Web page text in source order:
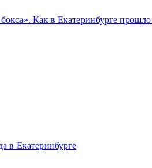
Как в Екатеринбурге
в Екатеринбурге